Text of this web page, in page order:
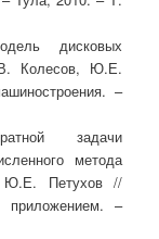
дисковых
Колесов, Ю.Е.
–
задачи
метода
Ю.Е. Петухов //
приложением. –